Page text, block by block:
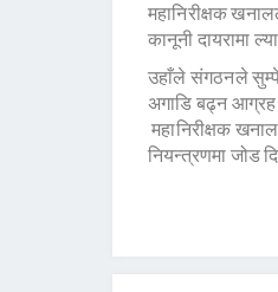
महानिरीक्षक
कानूनी दायरामा
उहाँले संगठनले
अगाडि बढ्न आग्रह
महानिरीक्षक
नियन्त्रणमा जोड